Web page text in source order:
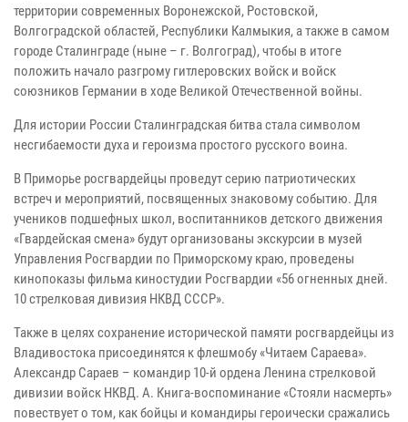
территории современных Воронежской, Ростовской,
Волгоградской областей, Республики Калмыкия, а также в самом
городе Сталинграде (ныне – г. Волгоград), чтобы в итоге
положить начало разгрому гитлеровских войск и войск
союзников Германии в ходе Великой Отечественной войны.
Для истории России Сталинградская битва стала символом
несгибаемости духа и героизма простого русского воина.
В Приморье росгвардейцы проведут серию патриотических
встреч и мероприятий, посвященных знаковому событию. Для
учеников подшефных школ, воспитанников детского движения
«Гвардейская смена» будут организованы экскурсии в музей
Управления Росгвардии по Приморскому краю, проведены
кинопоказы фильма киностудии Росгвардии «56 огненных дней.
10 стрелковая дивизия НКВД СССР».
Также в целях сохранение исторической памяти росгвардейцы из
Владивостока присоединятся к флешмобу «Читаем Сараева».
Александр Сараев – командир 10-й ордена Ленина стрелковой
дивизии войск НКВД. А. Книга-воспоминание «Стояли насмерть»
повествует о том, как бойцы и командиры героически сражались